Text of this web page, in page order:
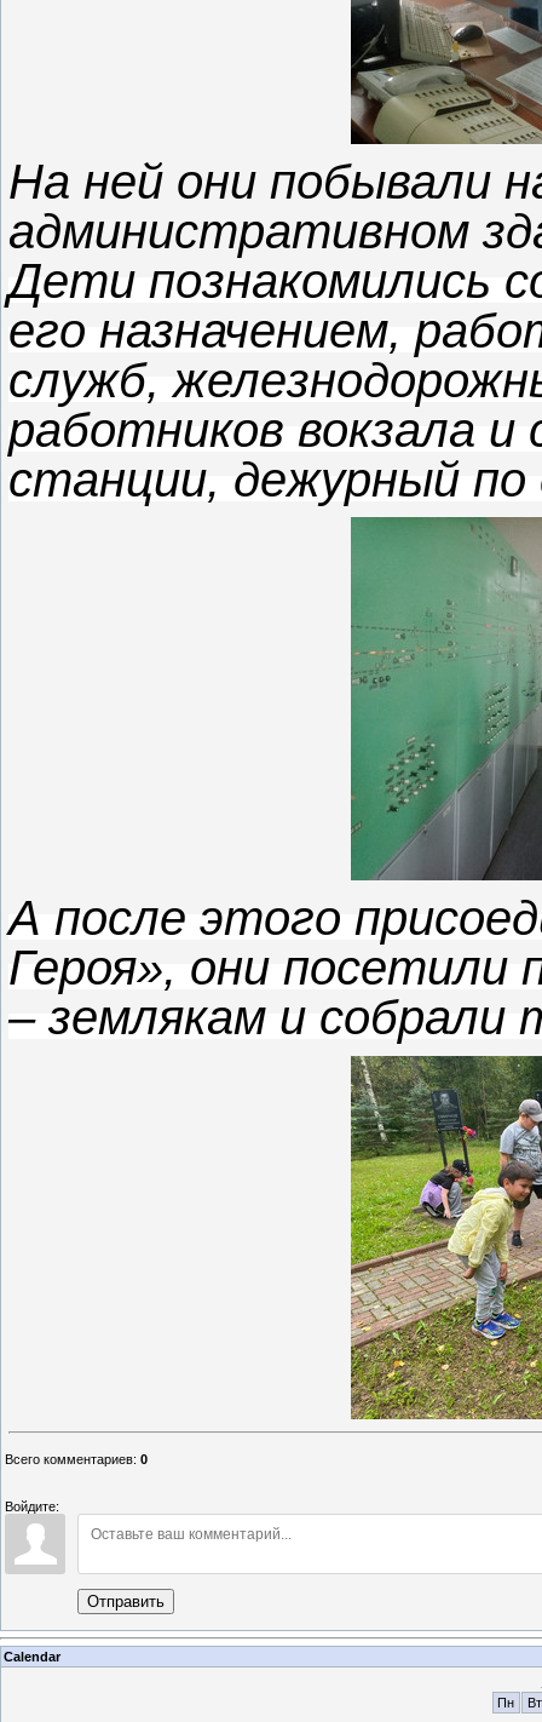
На ней они побывали
административном
Дети познакомились
его назначением,
служб,
работников вокзала и
станции, дежурный
А после этого
Героя», они
– землякам и собрали
Всего комментариев: 0
Войдите:
Отправить
Calendar
Пн
Вт